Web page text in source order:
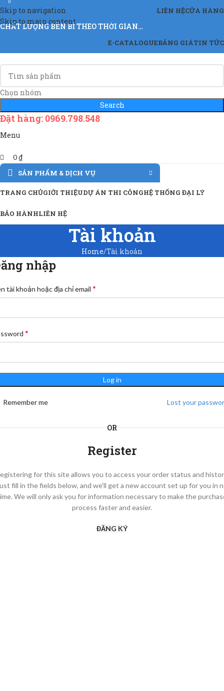
Skip to navigation
Skip to main content
LIÊN HỆCỬA HÀNG
CHẤT LƯỢNG BỀN BỈ THEO THỜI GIAN…
E-CATALOGUEBẢNG GIÁTIN TỨC
Chọn nhóm
Search
Đặt hàng: 0969.798.548
Menu
0
0₫
SẢN PHẨM & DỊCH VỤ
TRANG CHỦGIỚI THIỆUDỰ ÁN THI CÔNGHỆ THỐNG ĐẠI LÝ
BẢO HÀNHLIÊN HỆ
Tài khoản
Home Tài khoản
nhập
tài khoản hoặc địa chỉ email *
*
Log in
Lost your
Remember me
OR
Register
for this site allows you to access your order status and
fill in the fields below, and we'll get a new account set up for you in
We will only ask you for information necessary to make the
process faster and easier.
ĐĂNG KÝ